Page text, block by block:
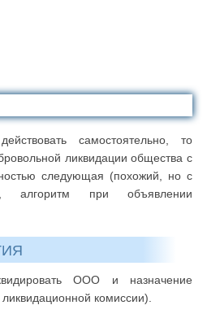
самостоятельно, то
ликвидации общества с
следующая (похожий, но с
алгоритм при объявлении
ООО и назначение
комиссии).